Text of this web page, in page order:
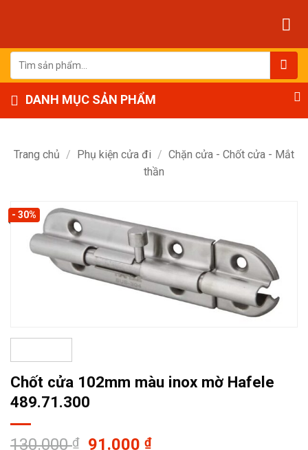
dung
Tìm
kiếm:
DANH MỤC SẢN PHẨM
Trang chủ / Phụ kiện cửa đi / Chặn cửa - Chốt cửa - Mắt
thần
- 30%
Chốt cửa 102mm màu inox mờ Hafele
489.71.300
130.000₫
Giá
91.000₫Giá